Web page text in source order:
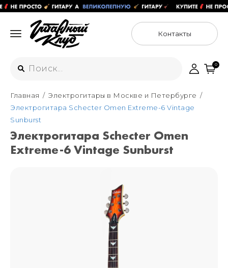
Контакты
Интернет-магазин
+7 (925) 125-54-44
+7 (925) 176-55-65
ул. Большая Новодмитровская 36с15,
Санкт-Петербург
+7 (925) 879-85-35
Санкт-Петербург
+7 (999) 213-51-93
0
Главная
Электрогитары в Москве и Петербурге
Электрогитара Schecter Omen Extreme-6 Vintage
Sunburst
Электрогитара Schecter Omen
Extreme-6 Vintage Sunburst